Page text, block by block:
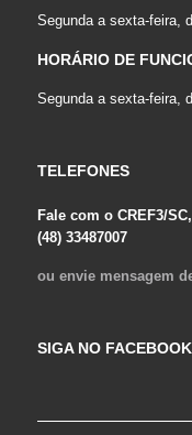
Segunda a sexta-feira,
HORÁRIO DE
Segunda a sexta-feira,
TELEFONES
Fale com o CREF3/
(48) 33487007
ou envie mensagem
SIGA NO